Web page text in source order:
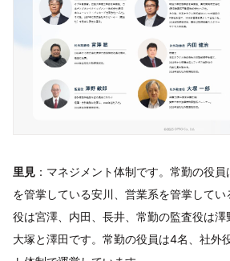
里見 ：マネジメント体制です。常勤の役
を管掌している安川、営業系を管掌して
役は宮澤、内田、長井、常勤の監査役は
大塚と澤田です。常勤の役員は4名、社外